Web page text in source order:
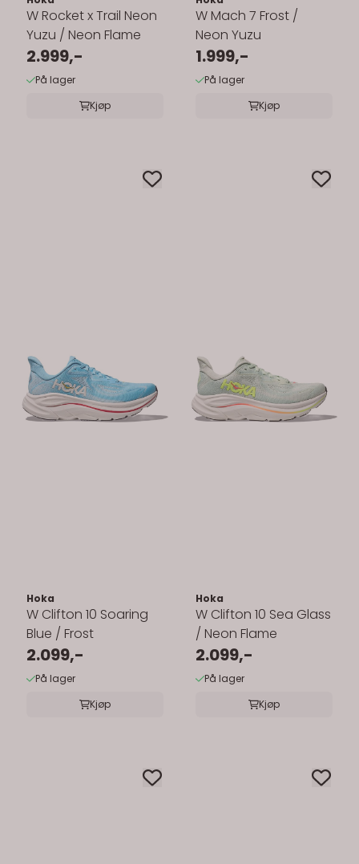
W Rocket x Trail Neon
Yuzu / Neon Flame
2.999,-
På lager
Kjøp
W Mach 7 Frost /
Neon Yuzu
1.999,-
På lager
Kjøp
Hoka
W Clifton 10 Soaring
Blue / Frost
2.099,-
På lager
Kjøp
Hoka
W Clifton 10 Sea Glass
/ Neon Flame
2.099,-
På lager
Kjøp